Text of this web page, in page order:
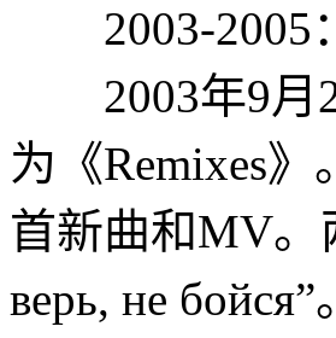
2003-2005
2003年9月
为《Remixes
首新曲和MV。
верь, не бойся”。